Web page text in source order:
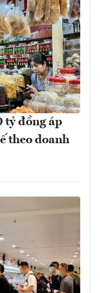
tỷ đồng áp
theo doanh